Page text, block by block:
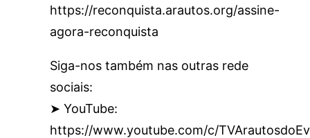
https://reconquista.arautos.org/assine-
agora-reconquista
Siga-nos também nas outras rede
sociais:
➤ YouTube:
https://www.youtube.com/c/